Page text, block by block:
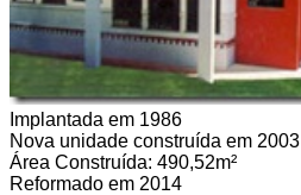
Implantada em 1986
Nova unidade construída em 2003
Área Construída: 490,52m²
Reformado em 2014